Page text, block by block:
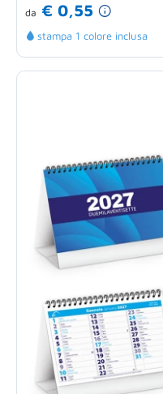
da € 0,55
stampa 1 colore inclusa